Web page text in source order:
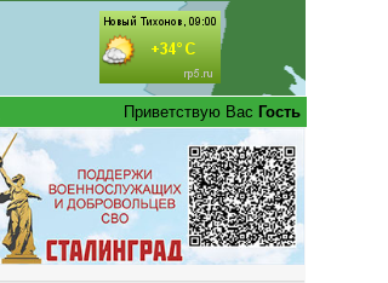
Приветствую Вас Гость